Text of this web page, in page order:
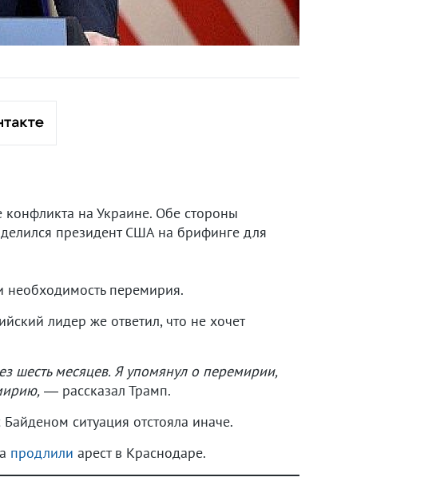
на Украине. Обе стороны
президент США на брифинге для
необходимость перемирия.
лидер же ответил, что не хочет
шесть месяцев. Я упомянул о перемирии,
— рассказал Трамп.
ситуация отстояла иначе.
продлили арест в Краснодаре.